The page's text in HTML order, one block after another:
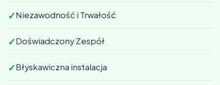
✓Niezawodność i Trwałość
✓Doświadczony Zespół
✓Błyskawiczna instalacja